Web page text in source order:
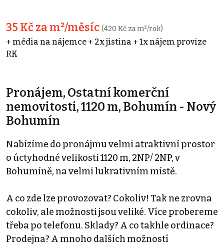
35 Kč za m²/měsíc (420 Kč za m²/rok)
+ média na nájemce + 2x jistina + 1x nájem provize
RK
Pronájem, Ostatní komerční
nemovitosti, 1120 m, Bohumín - Nový
Bohumín
Nabízíme do pronájmu velmi atraktivní prostor
o úctyhodné velikosti 1120 m, 2NP/ 2NP, v
Bohumíně, na velmi lukrativním místě.
A co zde lze provozovat? Cokoliv! Tak ne zrovna
cokoliv, ale možnosti jsou veliké. Více probereme
třeba po telefonu. Sklady? A co takhle ordinace?
Prodejna? A mnoho dalších možností